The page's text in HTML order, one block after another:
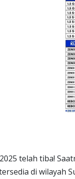
telah tiba!
di wilayah